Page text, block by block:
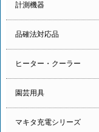
計測機器
品確法対応品
ヒーター・クーラー
園芸用具
マキタ充電シリーズ